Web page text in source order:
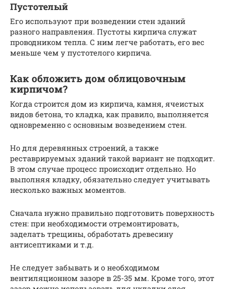
Пустотелый
Его используют при возведении стен зданий
разного направления. Пустоты кирпича служат
проводником тепла. С ним легче работать, его вес
меньше чем у пустотелого кирпича.
Как обложить дом облицовочным
кирпичом?
Когда строится дом из кирпича, камня, ячеистых
видов бетона, то кладка, как правило, выполняется
одновременно с основным возведением стен.
Но для деревянных строений, а также
реставрируемых зданий такой вариант не подходит.
В этом случае процесс происходит отдельно. Но
выполняя кладку, обязательно следует учитывать
несколько важных моментов.
Сначала нужно правильно подготовить поверхность
стен: при необходимости отремонтировать,
заделать трещины, обработать древесину
антисептиками и т.д.
Не следует забывать и о необходимом
вентиляционном зазоре в 25-35 мм. Кроме того, этот